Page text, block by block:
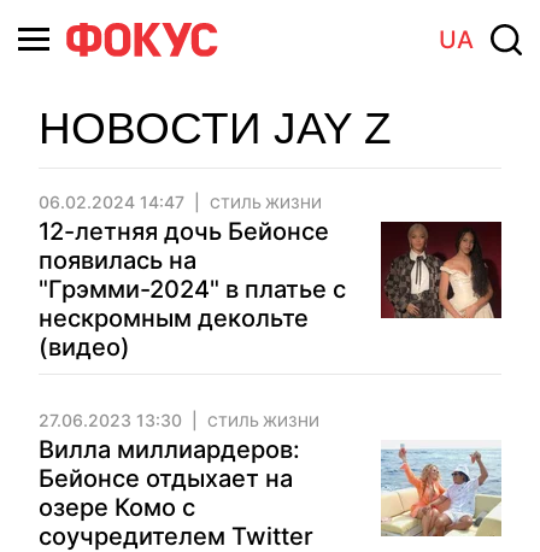
UA
НОВОСТИ JAY Z
06.02.2024 14:47 СТИЛЬ ЖИЗНИ
12-летняя дочь Бейонсе
появилась на
"Грэмми-2024" в платье с
нескромным декольте
(видео)
27.06.2023 13:30 СТИЛЬ ЖИЗНИ
Вилла миллиардеров:
Бейонсе отдыхает на
озере Комо с
соучредителем Twitter